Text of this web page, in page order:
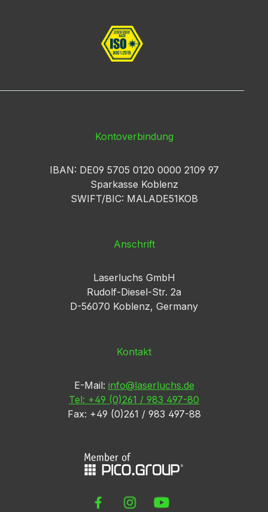
Kontoverbindung
IBAN: DE09 5705 0120 0000 2109 97
Sparkasse Koblenz
SWIFT/BIC: MALADE51KOB
Anschrift
Laserluchs GmbH
Rudolf-Diesel-Str. 2a
D-56070 Koblenz, Germany
Kontakt
E-Mail: info@laserluchs.de
Tel: +49 (0)261 / 983 497-80
Fax: +49 (0)261 / 983 497-88